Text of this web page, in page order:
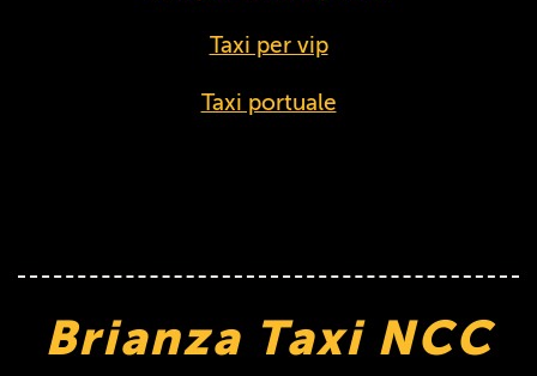
Taxi per vip
Taxi portuale
Brianza Taxi NCC